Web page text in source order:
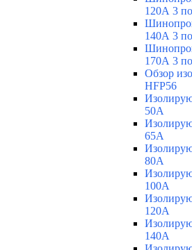
120А 3
140А 3
170А 3
Обзор
HFP56
50A
65A
80A
100A
120A
140A